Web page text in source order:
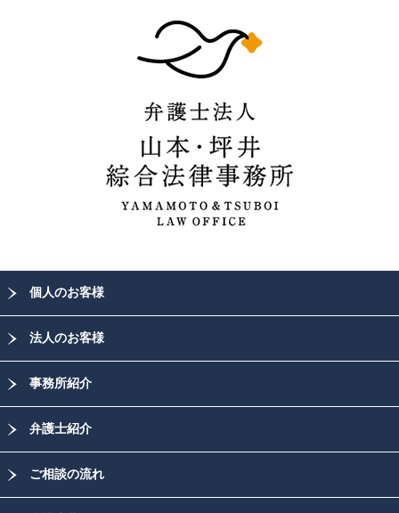
個人のお客様
法人のお客様
事務所紹介
弁護士紹介
ご相談の流れ